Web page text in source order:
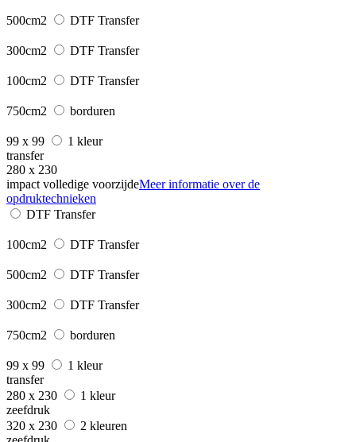
500cm2 DTF Transfer
300cm2 DTF Transfer
100cm2 DTF Transfer
750cm2 borduren
99 x 99
1 kleur
transfer
280 x 230
impact volledige voorzijdeMeer informatie over de
opdruktechnieken
DTF Transfer
100cm2 DTF Transfer
500cm2 DTF Transfer
300cm2 DTF Transfer
750cm2 borduren
99 x 99
1 kleur
transfer
280 x 230
1 kleur
zeefdruk
320 x 230
2 kleuren